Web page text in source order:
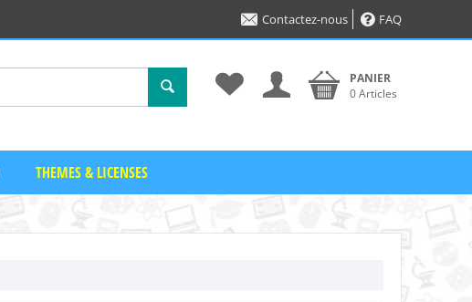
Contactez-nous FAQ
PANIER
0 Articles
THEMES & LICENSES